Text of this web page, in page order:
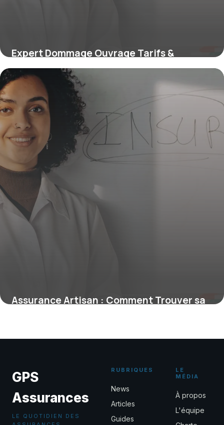
Expert Dommage Ouvrage Tarifs &
Services 2026
9 juin 2026
Assurance Artisan : Comment Trouver sa
GPS
Assurances
LE QUOTIDIEN DES
RUBRIQUES
News
Articles
Guides
LE
MÉDIA
À propos
L'équipe